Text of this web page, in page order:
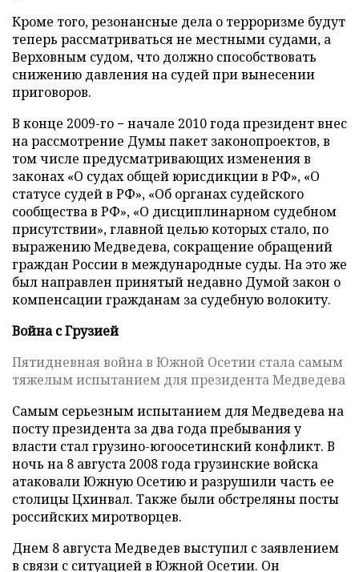
Кроме того, резонансные дела о терроризме будут
теперь рассматриваться не местными судами, а
Верховным судом, что должно способствовать
снижению давления на судей при вынесении
приговоров.
В конце 2009-го − начале 2010 года президент внес
на рассмотрение Думы пакет законопроектов, в
том числе предусматривающих изменения в
законах «О судах общей юрисдикции в РФ», «О
статусе судей в РФ», «Об органах судейского
сообщества в РФ», «О дисциплинарном судебном
присутствии», главной целью которых стало, по
выражению Медведева, сокращение обращений
граждан России в международные суды. На это же
был направлен принятый недавно Думой закон о
компенсации гражданам за судебную волокиту.
Война с Грузией
Пятидневная война в Южной Осетии стала самым
тяжелым испытанием для президента Медведева
Самым серьезным испытанием для Медведева на
посту президента за два года пребывания у
власти стал грузино-югоосетинский конфликт. В
ночь на 8 августа 2008 года грузинские войска
атаковали Южную Осетию и разрушили часть ее
столицы Цхинвал. Также были обстреляны посты
российских миротворцев.
Днем 8 августа Медведев выступил с заявлением
в связи с ситуацией в Южной Осетии. Он